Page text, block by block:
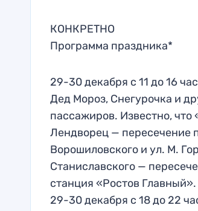
КОНКРЕТНО
Программа праздника*
29-30 декабря с 11 до 16
Дед Мороз, Снегурочка и
пассажиров. Известно,
Лендворец — пересечение
Ворошиловского и ул. М.
Станиславского —
станция «Ростов Главный».
29-30 декабря с 18 до 22